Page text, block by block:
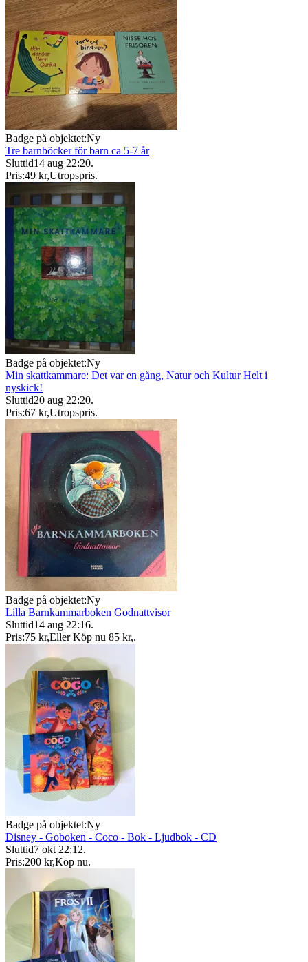
Badge på objektet:Ny
Tre barnböcker för barn ca 5-7 år
Sluttid14 aug 22:20.
Pris:49 kr,Utropspris.
Badge på objektet:Ny
Min skattkammare: Det var en gång, Natur och Kultur Helt i
nyskick!
Sluttid20 aug 22:20.
Pris:67 kr,Utropspris.
Badge på objektet:Ny
Lilla Barnkammarboken Godnattvisor
Sluttid14 aug 22:16.
Pris:75 kr,Eller Köp nu 85 kr,.
Badge på objektet:Ny
Disney - Goboken - Coco - Bok - Ljudbok - CD
Sluttid7 okt 22:12.
Pris:200 kr,Köp nu.